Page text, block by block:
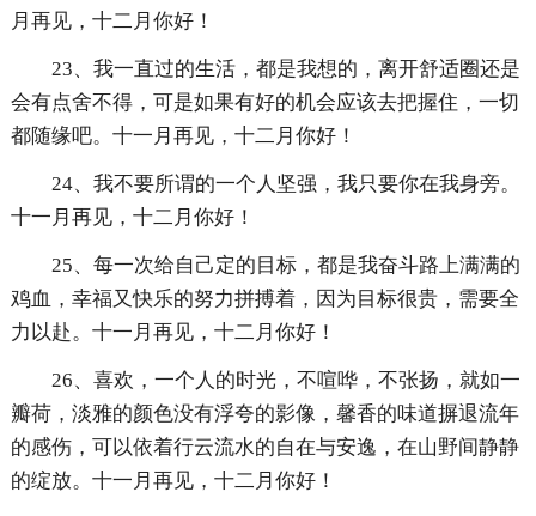
月再见，十二月你好！
23、我一直过的生活，都是我想的，离开舒适圈还是
会有点舍不得，可是如果有好的机会应该去把握住，一切
都随缘吧。十一月再见，十二月你好！
24、我不要所谓的一个人坚强，我只要你在我身旁。
十一月再见，十二月你好！
25、每一次给自己定的目标，都是我奋斗路上满满的
鸡血，幸福又快乐的努力拼搏着，因为目标很贵，需要全
力以赴。十一月再见，十二月你好！
26、喜欢，一个人的时光，不喧哗，不张扬，就如一
瓣荷，淡雅的颜色没有浮夸的影像，馨香的味道摒退流年
的感伤，可以依着行云流水的自在与安逸，在山野间静静
的绽放。十一月再见，十二月你好！